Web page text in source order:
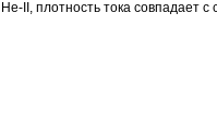
He-II, плотность тока совпадает